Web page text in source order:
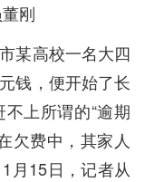
刚
某高校一名大四
钱，便开始了长
上所谓的“逾期
欠费中，其家人
月15日，记者从